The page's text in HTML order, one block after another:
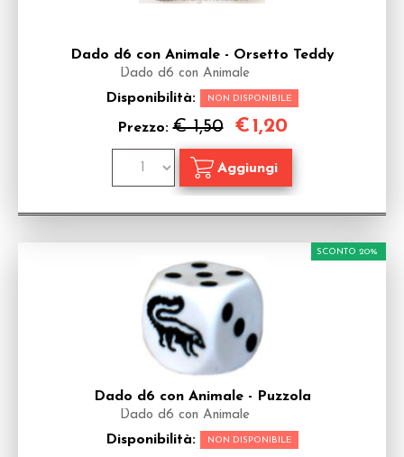
Dado d6 con Animale - Orsetto Teddy
Dado d6 con Animale
Disponibilità: NON DISPONIBILE
Prezzo:€ 1,50 €1,20
Dado d6 con Animale - Puzzola
Dado d6 con Animale
Disponibilità: NON DISPONIBILE
SCONTO 20%